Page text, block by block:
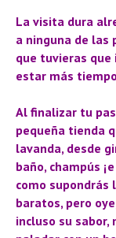
La visita dura
a ninguna de las
que tuvieras que
estar más
Al finalizar tu
pequeña tienda
lavanda, desde
baño, champús
como supondrás
baratos, pero
incluso su